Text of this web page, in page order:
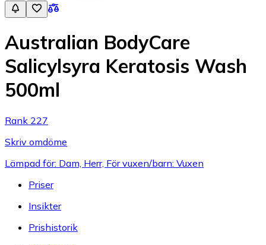
Australian BodyCare
Salicylsyra Keratosis Wash
500ml
Rank 227
Skriv omdöme
Lämpad för: Dam, Herr, För vuxen/barn: Vuxen
Priser
Insikter
Prishistorik